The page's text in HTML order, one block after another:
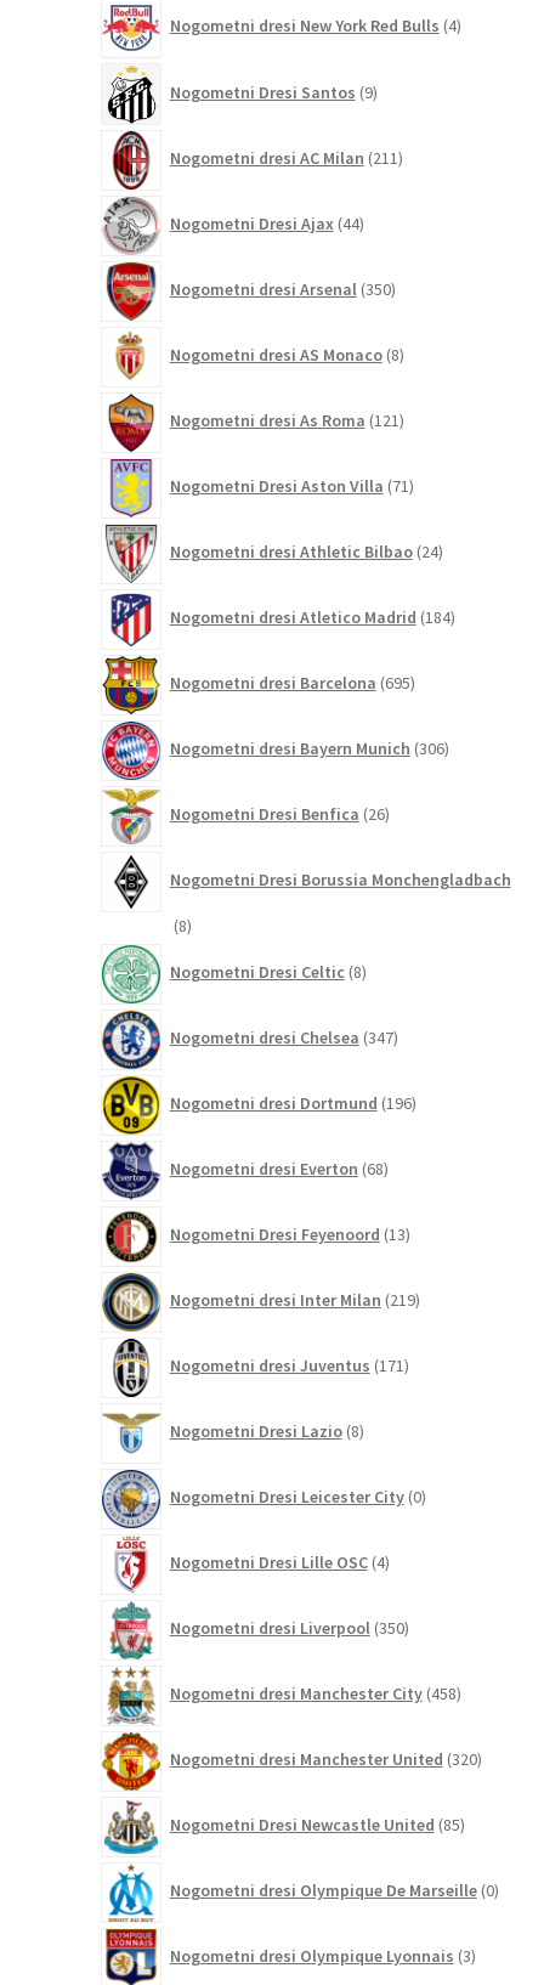
Nogometni dresi New York Red Bulls 4izdelki
Nogometni Dresi Santos 9izdelkov
Nogometni dresi AC Milan 211izdelkov
Nogometni Dresi Ajax 44izdelkov
Nogometni dresi Arsenal 350izdelkov
Nogometni dresi AS Monaco 8izdelkov
Nogometni dresi As Roma 121izdelkov
Nogometni Dresi Aston Villa 71izdelkov
Nogometni dresi Athletic Bilbao 24izdelkov
Nogometni dresi Atletico Madrid 184izdelkov
Nogometni dresi Barcelona 695izdelkov
Nogometni dresi Bayern Munich 306izdelkov
Nogometni Dresi Benfica 26izdelkov
Nogometni Dresi Borussia Monchengladbach
88
Nogometni Dresi Celtic 8izdelkov
Nogometni dresi Chelsea 347izdelkov
Nogometni dresi Dortmund 196izdelkov
Nogometni dresi Everton 68izdelkov
Nogometni Dresi Feyenoord 13izdelkov
Nogometni dresi Inter Milan 219izdelkov
Nogometni dresi Juventus 171izdelkov
Nogometni Dresi Lazio 8izdelkov
Nogometni Dresi Leicester City 0izdelkov
Nogometni Dresi Lille OSC 4izdelki
Nogometni dresi Liverpool 350izdelkov
Nogometni dresi Manchester City 458izdelkov
Nogometni dresi Manchester United 320izdelkov
Nogometni Dresi Newcastle United 85izdelkov
Nogometni dresi Olympique De Marseille 0
Nogometni dresi Olympique Lyonnais 3izdelki